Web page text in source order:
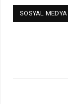
SOSYAL MEDYA